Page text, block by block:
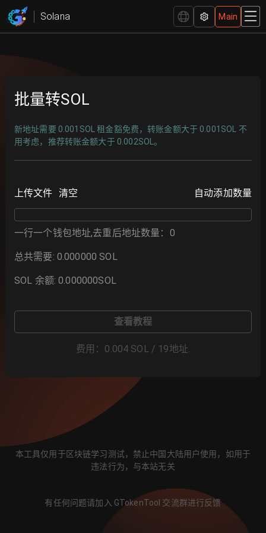
Solana Main
批量转账 SOL | 高效安全 - GTokenTool
批量转SOL
新地址需要 0.001SOL 租金豁免费，转账金额大于 0.001SOL 不
用考虑，推荐转账金额大于 0.002SOL。
上传文件 清空 自动添加数量
一行一个钱包地址,去重后地址数量 ： 0
总共需要: 0.000000 SOL
SOL 余额:0.000000SOL
查看教程
费用 ： 0.004 SOL / 19地址.
本工具仅用于区块链学习测试，禁止中国大陆用户使用，如用于
违法行为，与本站无关
有任何问题请加入 GTokenTool 交流群进行反馈